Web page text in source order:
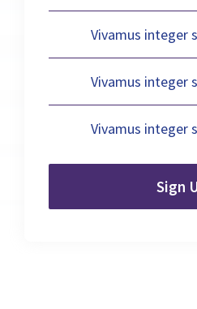
Vivamus integer
Vivamus integer
Vivamus integer
Sign